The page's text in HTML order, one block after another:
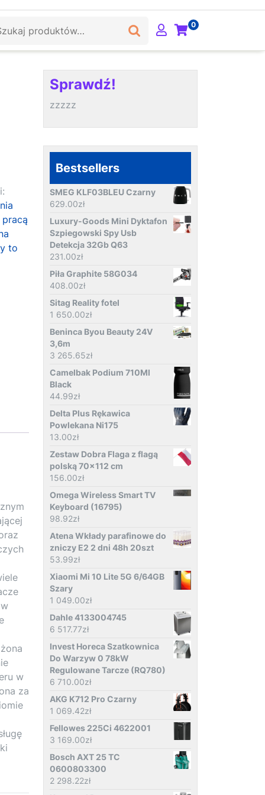
0
to
w
za
Sprawdź!
zzzzz
Bestsellers
SMEG KLF03BLEU Czarny
629.00zł
Luxury-Goods Mini Dyktafon
Szpiegowski Spy Usb
Detekcja 32Gb Q63
231.00zł
Piła Graphite 58G034
408.00zł
Sitag Reality fotel
1 650.00zł
Beninca Byou Beauty 24V
3,6m
3 265.65zł
Camelbak Podium 710Ml
Black
44.99zł
Delta Plus Rękawica
Powlekana Ni175
13.00zł
Zestaw Dobra Flaga z flagą
polską 70x112 cm
156.00zł
Omega Wireless Smart TV
Keyboard (16795)
98.92zł
Atena Wkłady parafinowe do
zniczy E2 2 dni 48h 20szt
53.99zł
Xiaomi Mi 10 Lite 5G 6/64GB
Szary
1 049.00zł
Dahle 4133004745
6 517.77zł
Invest Horeca Szatkownica
Do Warzyw 0 78kW
Regulowane Tarcze (RQ780)
6 710.00zł
AKG K712 Pro Czarny
1 069.42zł
Fellowes 225Ci 4622001
3 169.00zł
Bosch AXT 25 TC
0600803300
2 298.22zł